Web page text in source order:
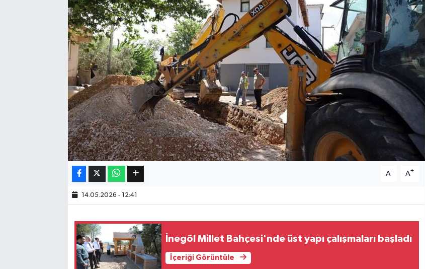
A- A+
14.05.2026 - 12:41
İnegöl Millet Bahçesi'nde üst yapı çalışmaları başladı
İçeriği Görüntüle
Kültür & Sanat
Bilim, Teknoloji